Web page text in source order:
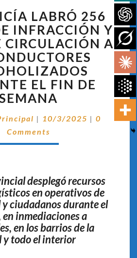
POLICÍA
LABRÓ
256
ACTAS
DE
INFRACCIÓN
SACÓ
DE
A
78
CONDUCTORES
EL
FIN
DE
SEMANA
LABRÓ 256
INFRACCIÓN Y
CIRCULACIÓN A
EL FIN DE
| 10/3/2025 | 0
Comments
desplegó recursos
en operativos de
ciudadanos durante el
en inmediaciones a
en los barrios de la
todo el interior